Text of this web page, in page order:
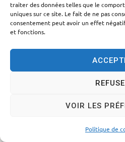
traiter des données telles que le
uniques sur ce site. Le fait de ne pas
consentement peut avoir un effet
et fonctions.
VOIR LES
Politique de